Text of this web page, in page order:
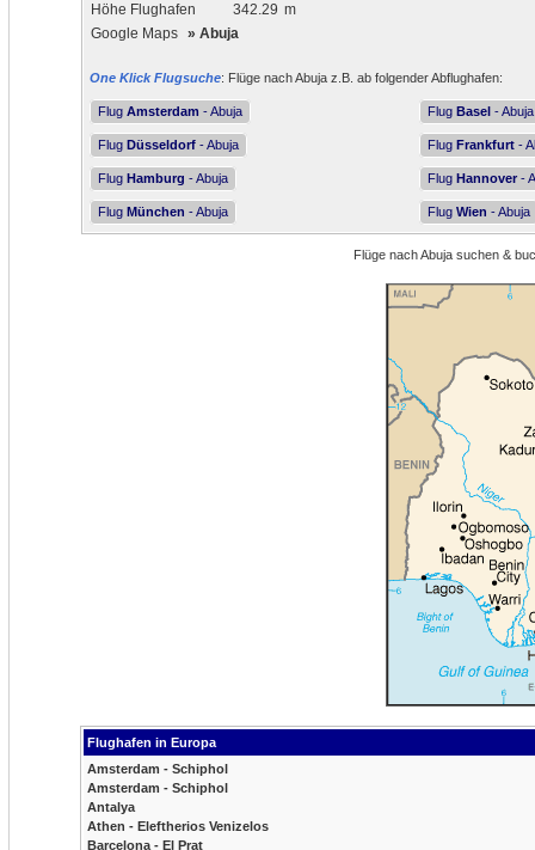
Höhe Flughafen
342.29 m
Google Maps » Abuja
One Klick Flugsuche: Flüge nach Abuja z.B. ab folgender Abflughafen:
Flug Amsterdam - Abuja Flug Basel - Abuja
Flug Düsseldorf - Abuja Flug Frankfurt -
Flug Hamburg - Abuja Flug Hannover -
Flug München - Abuja Flug Wien - Abuja
Flughafen in Europa
Amsterdam - Schiphol
Amsterdam - Schiphol
Antalya
Athen - Eleftherios Venizelos
Barcelona - El Prat